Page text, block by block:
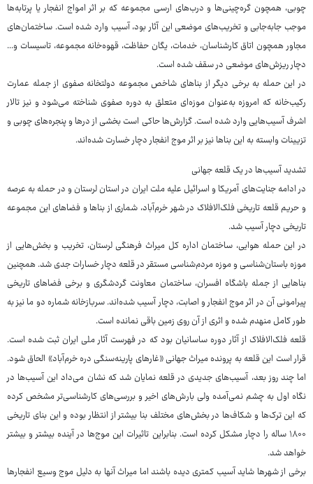
چوبی، همچون گره‌چینی‌ها و درب‌های ارسی مجموعه که بر اثر امواج انفجار یا پرتابه‌ها
موجب جابه‌جابی و تخریب‌های موضعی این آثار بود، آسیب وارد شده است. ساختمان‌های
مجاور همچون اتاق کارشناسان، خدمات، یگان حفاظت، قهوه‌خانه مجموعه، تاسیسات و...
دچار ریزش‌های موضعی در سقف شده است.
در این حمله به برخی دیگر از بناهای شاخص مجموعه دولتخانه صفوی از جمله عمارت
رکیب‌خانه که امروزه به‌عنوان موزه‌ای متعلق به دوره صفوی شناخته می‌شود و نیز تالار
اشرف آسیب‌هایی وارد شده است. گزارش‌ها حاکی است بخشی از درها و پنجره‌های چوبی و
تزیینات وابسته به این بناها نیز بر اثر موج انفجار دچار خسارت شده‌اند.
تشدید آسیب‌ها در یک قلعه جهانی
در ادامه جنایت‌های آمریکا و اسرائیل علیه ملت ایران در استان لرستان و در حمله به عرصه
و حریم قلعه تاریخی فلک‌الافلاک در شهر خرم‌آباد، شماری از بناها و فضاهای این مجموعه
تاریخی دچار آسیب شد.
در این حمله هوایی، ساختمان اداره کل میراث فرهنگی لرستان، تخریب و بخش‌هایی از
موزه باستان‌شناسی و موزه مردم‌شناسی مستقر در قلعه دچار خسارات جدی شد. همچنین
بناهایی از جمله باشگاه افسران، ساختمان معاونت گردشگری و برخی فضاهای تاریخی
پیرامونی آن در اثر موج انفجار و اصابت، دچار آسیب شده‌اند. سربازخانه شماره دو ما نیز به
طور کامل منهدم شده و اثری از آن روی زمین باقی نمانده است.
قلعه فلک‌الافلاک از آثار دوره ساسانیان بود که در فهرست آثار ملی ایران ثبت شده است.
قرار است این قلعه به پرونده میراث جهانی «غارهای پارینه‌سنگی دره خرم‌آباد» الحاق شود.
اما چند روز بعد، آسیب‌های جدیدی در قلعه نمایان شد که نشان می‌داد این آسیب‌ها در
نگاه اول به چشم نمی‌آمده ولی بارش‌های اخیر و بررسی‌های کارشناسی‌تر مشخص کرده
که این ترک‌ها و شکاف‌ها در بخش‌های مختلف بنا بیشتر از انتظار بوده و این بنای تاریخی
۱۸۰۰ ساله را دچار مشکل کرده است. بنابراین تاثیرات این موج‌ها در آینده بیشتر و بیشتر
خواهد شد.
برخی از شهرها شاید آسیب کمتری دیده باشند اما میراث آنها به دلیل موج وسیع انفجارها